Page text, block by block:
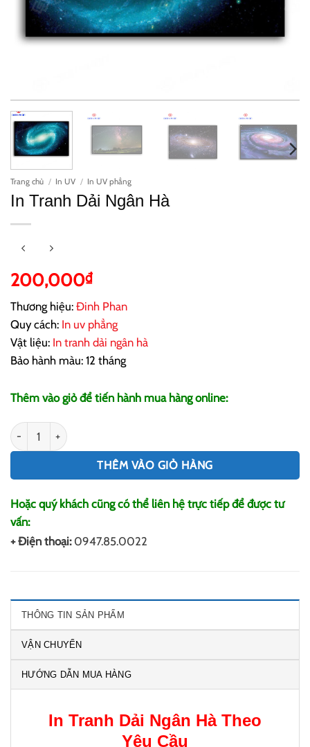
Trang chủ / In UV / In UV phẳng
In Tranh Dải Ngân Hà
200,000₫
Thương hiệu: Đinh Phan
Quy cách: In uv phẳng
Vật liệu: In tranh dải ngân hà
Bảo hành màu: 12 tháng
Thêm vào giỏ để tiến hành mua hàng online:
In Tranh Dải Ngân Hà số lượng
THÊM VÀO GIỎ HÀNG
Hoặc quý khách cũng có thể liên hệ trực tiếp để được tư
vấn:
+ Điện thoại: 0947.85.0022
THÔNG TIN SẢN PHẨM
VẬN CHUYỂN
HƯỚNG DẪN MUA HÀNG
In Tranh Dải Ngân HàTheo
Yêu Cầu